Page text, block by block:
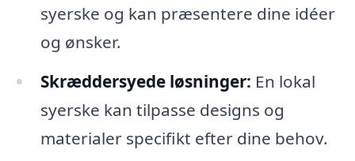
syerske og kan præsentere dine idéer
og ønsker.
Skræddersyede løsninger: En lokal
syerske kan tilpasse designs og
materialer specifikt efter dine behov.